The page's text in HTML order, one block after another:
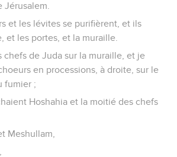
Jérusalem.
et les lévites se purifièrent, et ils
et les portes, et la muraille.
chefs de Juda sur la muraille, et je
en processions, à droite, sur le
fumier ;
Hoshahia et la moitié des chefs
Meshullam,